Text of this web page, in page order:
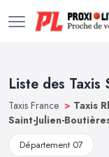
Liste des Taxis
Taxis France > Taxis
Saint-Julien-
Département 07